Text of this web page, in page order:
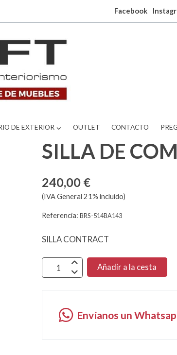
Facebook
DE EXTERIOR OUTLET CONTACTO
SILLA DE
240,00 €
(IVA General 21% incluido)
Referencia:BRS-514BA143
SILLA CONTRACT
Añadir a la cesta
Envíanos un